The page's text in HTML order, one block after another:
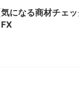
気になる商材チェ